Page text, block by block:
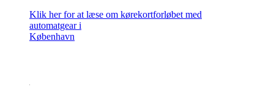
Klik her for at læse om kørekortforløbet med
automatgear i
København